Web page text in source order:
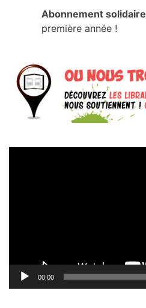
Abonnement solidaire
première année !
00:00